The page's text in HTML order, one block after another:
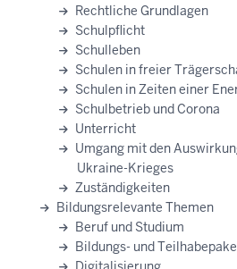
Rechtliche Grundlagen
Schulpflicht
Schulleben
Schulen in freier
Schulen in Zeiten einer
Schulbetrieb und Corona
Unterricht
Umgang mit den
Ukraine-Krieges
Zuständigkeiten
Bildungsrelevante Themen
Beruf und Studium
Bildungs- und